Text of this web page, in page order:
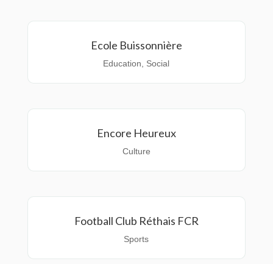
Ecole Buissonnière
Education Social
Encore Heureux
Culture
Football Club Réthais FCR
Sports